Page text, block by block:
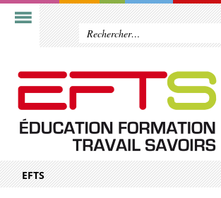
EFTS